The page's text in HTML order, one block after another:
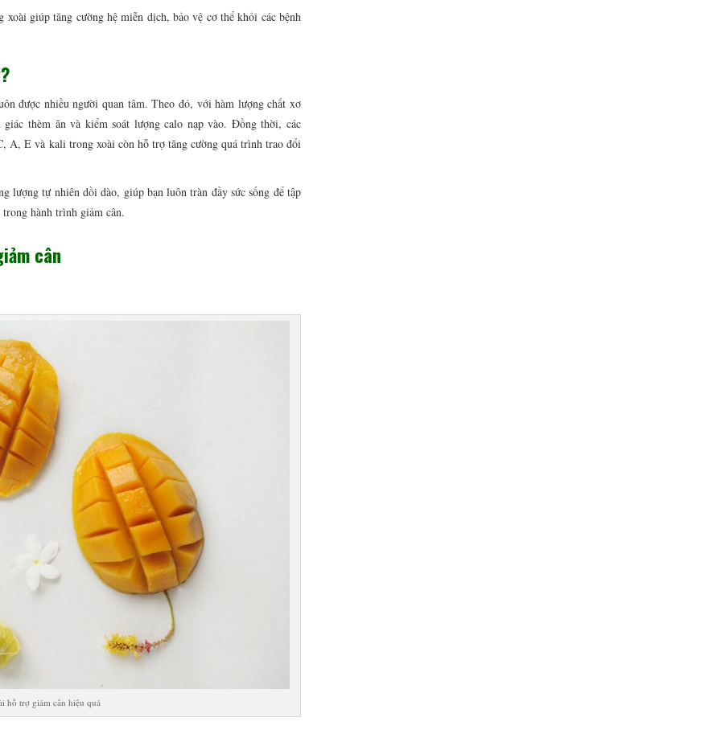
giúp tăng cường hệ miễn dịch, bảo vệ cơ thể khỏi các bệnh
được nhiều người quan tâm. Theo đó, với hàm lượng chất xơ
thèm ăn và kiểm soát lượng calo nạp vào. Đồng thời, các
A, E và kali trong xoài còn hỗ trợ tăng cường quá trình trao đổi
lượng tự nhiên dồi dào, giúp bạn luôn tràn đầy sức sống để tập
hành trình giảm cân.
cân
hỗ trợ giảm cân hiệu quả